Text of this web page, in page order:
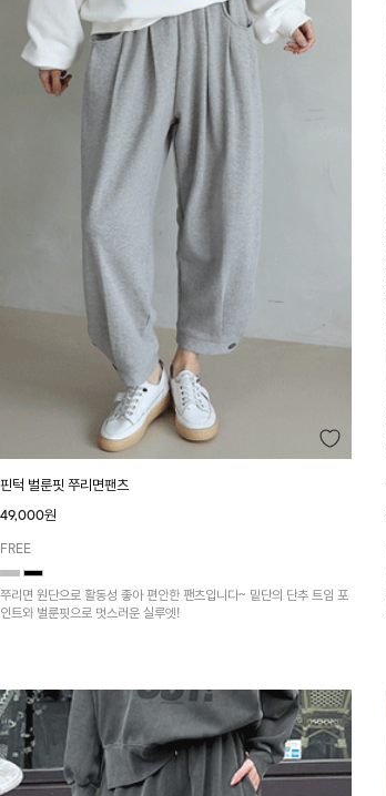
핀턱 벌룬핏 쭈리면팬츠
49,000원
FREE
쭈리면 원단으로 활동성 좋아 편안한 팬츠입니다~ 밑단의 단추 트임 포
인트와 벌룬핏으로 멋스러운 실루엣!